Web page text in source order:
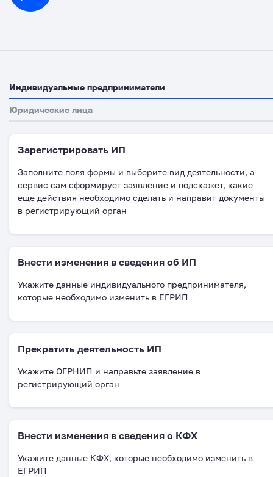
Индивидуальные предприниматели
Юридические лица
Зарегистрировать ИП
Заполните поля формы и выберите вид деятельности, а
сервис сам сформирует заявление и подскажет, какие
еще действия необходимо сделать и направит документы
в регистрирующий орган
Внести изменения в сведения об ИП
Укажите данные индивидуального предпринимателя,
которые необходимо изменить в ЕГРИП
Прекратить деятельность ИП
Укажите ОГРНИП и направьте заявление в
регистрирующий орган
Внести изменения в сведения о КФХ
Укажите данные КФХ, которые необходимо изменить в
ЕГРИП